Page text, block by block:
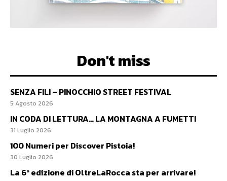
Don't miss
SENZA FILI – PINOCCHIO STREET FESTIVAL
5 Agosto 2026
IN CODA DI LETTURA… LA MONTAGNA A FUMETTI
31 Luglio 2026
100 Numeri per Discover Pistoia!
30 Luglio 2026
La 6ª edizione di OltreLaRocca sta per arrivare!